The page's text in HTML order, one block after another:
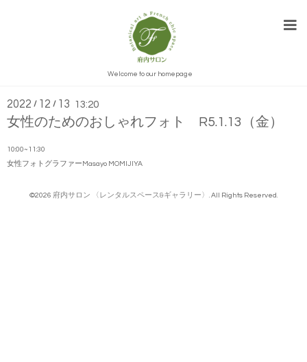
Welcome to our homepage
インフォメーション
2022 / 12 / 13 13:20
女性のためのおしゃれフォト R5.1.13（金）
10:00~11:30
女性フォトグラファーMasayo MOMIJIYA
©2026 府内サロン 〈レンタルスペース&ギャラリー〉 . All Rights Reserved.